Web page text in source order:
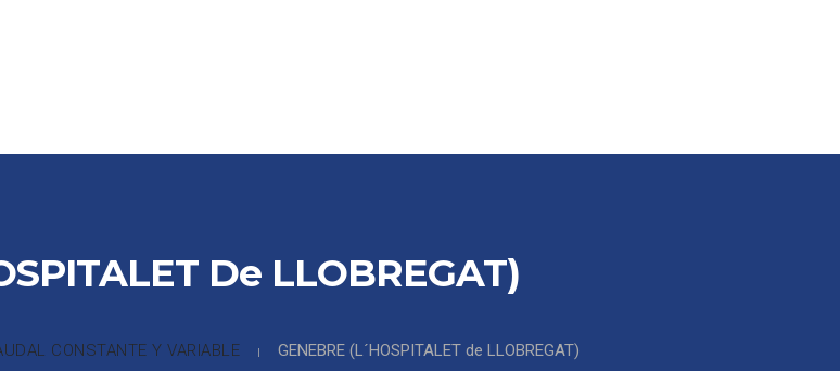
De LLOBREGAT)
CONSTANTE Y VARIABLE GENEBRE (L´HOSPITALET de LLOBREGAT)